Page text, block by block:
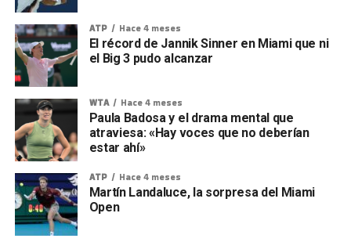
ATP Hace 4 meses
El récord de Jannik Sinner en Miami que ni
el Big 3 pudo alcanzar
WTA Hace 4 meses
Paula Badosa y el drama mental que
atraviesa: «Hay voces que no deberían
estar ahí»
ATP Hace 4 meses
Martín Landaluce, la sorpresa del Miami
Open